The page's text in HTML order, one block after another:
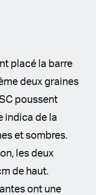
placé la barre
deux graines
poussent
indica de la
et sombres.
les deux
de haut.
ont une